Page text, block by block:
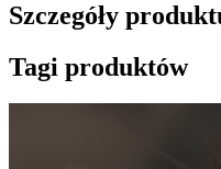
Szczegóły
Tagi produktów